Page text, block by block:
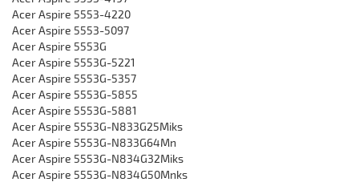
Acer Aspire 5553-4220
Acer Aspire 5553-5097
Acer Aspire 5553G
Acer Aspire 5553G-5221
Acer Aspire 5553G-5357
Acer Aspire 5553G-5855
Acer Aspire 5553G-5881
Acer Aspire 5553G-N833G25Miks
Acer Aspire 5553G-N833G64Mn
Acer Aspire 5553G-N834G32Miks
Acer Aspire 5553G-N834G50Mnks